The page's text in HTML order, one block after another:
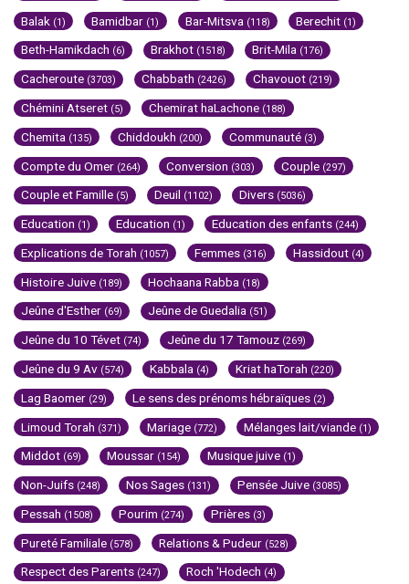
Balak (1) Bamidbar (1) Bar-Mitsva (118) Berechit (1)
Beth-Hamikdach (6) Brakhot (1518) Brit-Mila (176)
Cacheroute (3703) Chabbath (2426) Chavouot (219)
Chémini Atseret (5) Chemirat haLachone (188)
Chemita (135) Chiddoukh (200) Communauté (3)
Compte du Omer (264) Conversion (303) Couple (297)
Couple et Famille (5) Deuil (1102) Divers (5036)
Education (1) Education (1) Education des enfants (244)
Explications de Torah (1057) Femmes (316) Hassidout (4)
Histoire Juive (189) Hochaana Rabba (18)
Jeûne d'Esther (69) Jeûne de Guedalia (51)
Jeûne du 10 Tévet (74) Jeûne du 17 Tamouz (269)
Jeûne du 9 Av (574) Kabbala (4) Kriat haTorah (220)
Lag Baomer (29) Le sens des prénoms hébraïques (2)
Limoud Torah (371) Mariage (772) Mélanges lait/viande (1)
Middot (69) Moussar (154) Musique juive (1)
Non-Juifs (248) Nos Sages (131) Pensée Juive (3085)
Pessah (1508) Pourim (274) Prières (3)
Pureté Familiale (578) Relations & Pudeur (528)
Respect des Parents (247) Roch 'Hodech (4)